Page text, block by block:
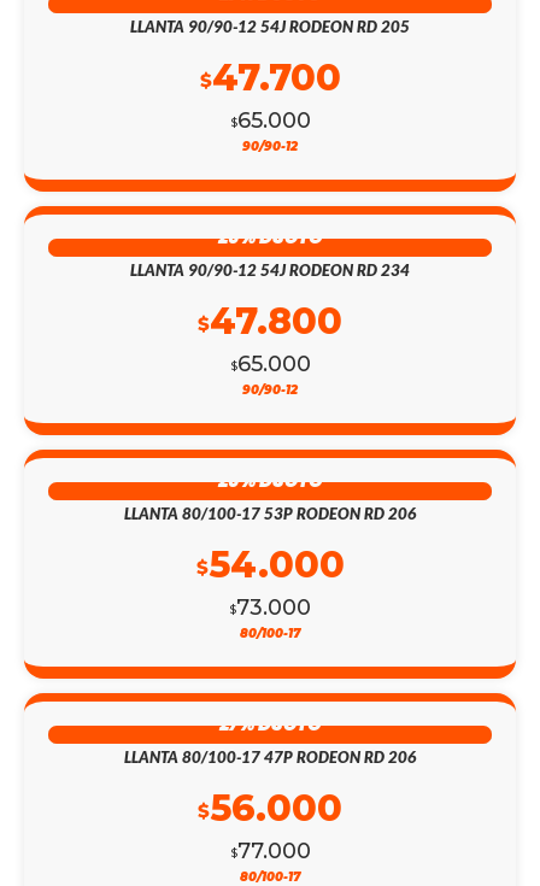
LLANTA 90/90-12 54J RODEON RD 205
$65.000
$47.700
90/90-12
26% DSCTO
LLANTA 90/90-12 54J RODEON RD 234
$65.000
$47.800
90/90-12
26% DSCTO
LLANTA 80/100-17 53P RODEON RD 206
$73.000
$54.000
80/100-17
27% DSCTO
LLANTA 80/100-17 47P RODEON RD 206
$77.000
$56.000
80/100-17